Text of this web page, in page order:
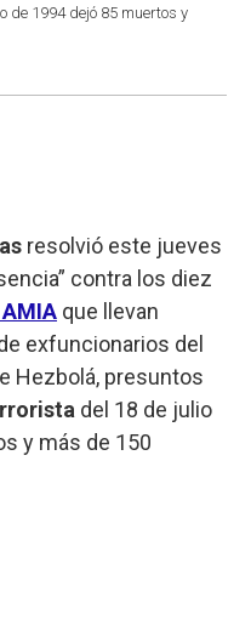
de 1994 dejó 85 muertos y
resolvió este jueves
contra los diez
que llevan
exfuncionarios del
Hezbolá, presuntos
del 18 de julio
y más de 150